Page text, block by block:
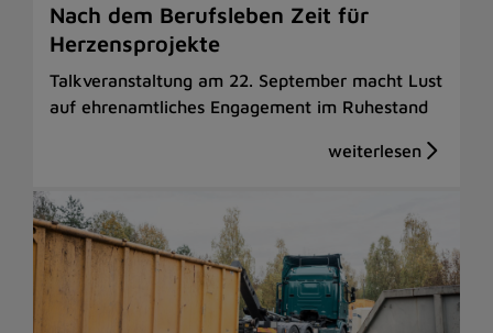
Nach dem Berufsleben Zeit für
Herzensprojekte
Talkveranstaltung am 22. September macht Lust
auf ehrenamtliches Engagement im Ruhestand